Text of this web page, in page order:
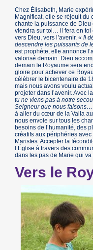
Chez Élisabeth, Marie
Magnificat, elle se réjouit du
chante la puissance de Dieu
viendra sur toi… il fera en toi
vers Dieu, vers l’avenir.« Il
descendre les puissants de
est prophète, elle annonce
valorisé demain. Dieu
demain le Royaume sera
gloire pour achever ce
célébrer le bicentenaire de
mais nous avons voulu
projeter dans l’avenir. Avec
tu ne viens pas à notre
Seigneur que nous
à aller du cœur de la Valla
nous envoie sur tous les
besoins de l’humanité, des
créatifs aux périphéries avec
Maristes. Accepter la
l’Église à travers des
dans les pas de Marie qui va
Vers le